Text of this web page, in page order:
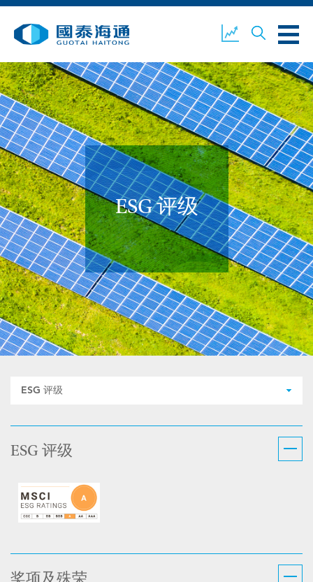
关于我们 业务概览 公司新闻
环境、社会及企业管治 国泰海通证券 联络我们
开设户口 客户登入
ESG 评级
ESG 评级
ESG 评级